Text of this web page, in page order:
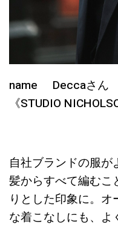
name Deccaさん
《STUDIO
自社ブランドの服
髪からすべて編むこ
りとした印象に。
な着こなしにも、よ